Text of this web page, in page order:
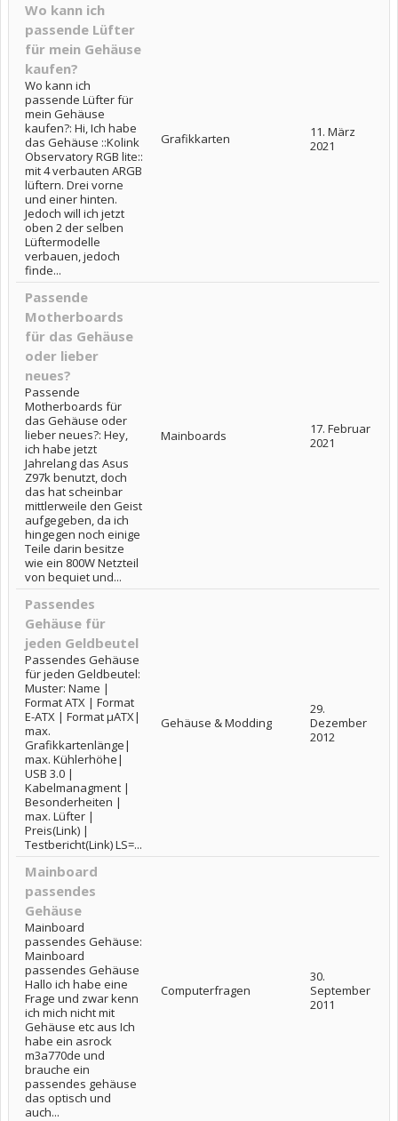
Wo kann ich
passende Lüfter
für mein Gehäuse
kaufen?
Wo kann ich
passende Lüfter für
mein Gehäuse
kaufen?: Hi, Ich habe
das Gehäuse ::Kolink
Observatory RGB lite::
mit 4 verbauten ARGB
lüftern. Drei vorne
und einer hinten.
Jedoch will ich jetzt
oben 2 der selben
Lüftermodelle
verbauen, jedoch
finde...
Grafikkarten
11. März
2021
Passende
Motherboards
für das Gehäuse
oder lieber
neues?
Passende
Motherboards für
das Gehäuse oder
lieber neues?: Hey,
ich habe jetzt
Jahrelang das Asus
Z97k benutzt, doch
das hat scheinbar
mittlerweile den Geist
aufgegeben, da ich
hingegen noch einige
Teile darin besitze
wie ein 800W Netzteil
von bequiet und...
Mainboards
17. Februar
2021
Passendes
Gehäuse für
jeden Geldbeutel
Passendes Gehäuse
für jeden Geldbeutel:
Muster: Name |
Format ATX | Format
E-ATX | Format µATX|
max.
Grafikkartenlänge|
max. Kühlerhöhe|
USB 3.0 |
Kabelmanagment |
Besonderheiten |
max. Lüfter |
Preis(Link) |
Testbericht(Link) LS=...
Gehäuse & Modding
29.
Dezember
2012
Mainboard
passendes
Gehäuse
Mainboard
passendes Gehäuse:
Mainboard
passendes Gehäuse
Hallo ich habe eine
Frage und zwar kenn
ich mich nicht mit
Gehäuse etc aus Ich
habe ein asrock
m3a770de und
brauche ein
passendes gehäuse
das optisch und
auch...
Computerfragen
30.
September
2011